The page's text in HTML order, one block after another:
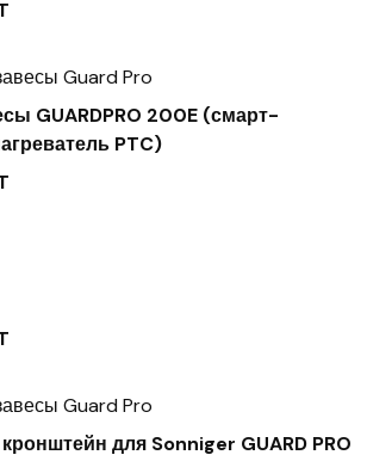
Guard Pro
GUARDPRO 200E (смарт-
PTC)
Guard Pro
для Sonniger GUARD PRO